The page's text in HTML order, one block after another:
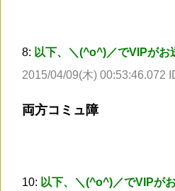
8: 以下、＼(^o^)／でVIPがお
2015/04/09(木) 00:53:46.072
両方コミュ障
10: 以下、＼(^o^)／でVIPが